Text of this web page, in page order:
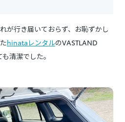
が行き届いておらず、お恥ずかし
hinataレンタルのVASTLAND
清潔でした。